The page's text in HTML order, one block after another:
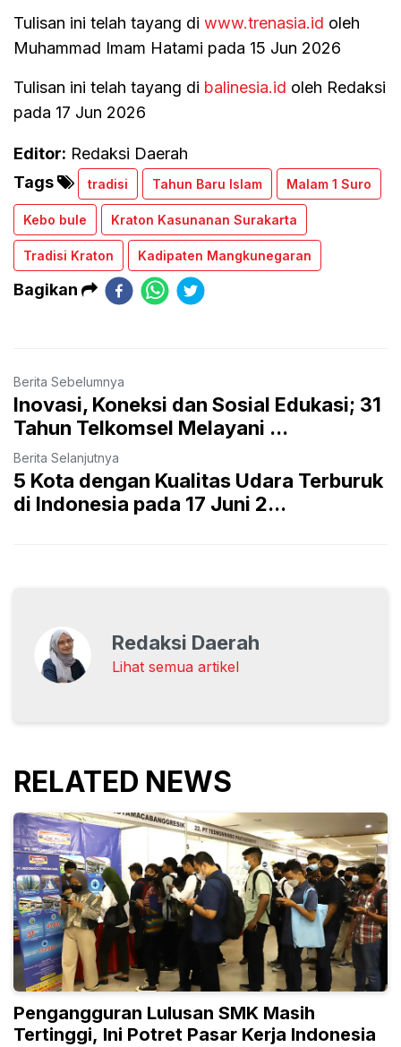
Tulisan ini telah tayang di www.trenasia.id oleh
Muhammad Imam Hatami pada 15 Jun 2026
Tulisan ini telah tayang di balinesia.id oleh Redaksi
pada 17 Jun 2026
Editor: Redaksi Daerah
Tags
tradisi Tahun Baru Islam Malam 1 Suro
Kebo bule Kraton Kasunanan Surakarta
Tradisi Kraton Kadipaten Mangkunegaran
Bagikan
Berita Sebelumnya
Inovasi, Koneksi dan Sosial Edukasi; 31
Tahun Telkomsel Melayani ...
Berita Selanjutnya
5 Kota dengan Kualitas Udara Terburuk
di Indonesia pada 17 Juni 2...
Redaksi Daerah
Lihat semua artikel
RELATED NEWS
Pengangguran Lulusan SMK Masih
Tertinggi, Ini Potret Pasar Kerja Indonesia